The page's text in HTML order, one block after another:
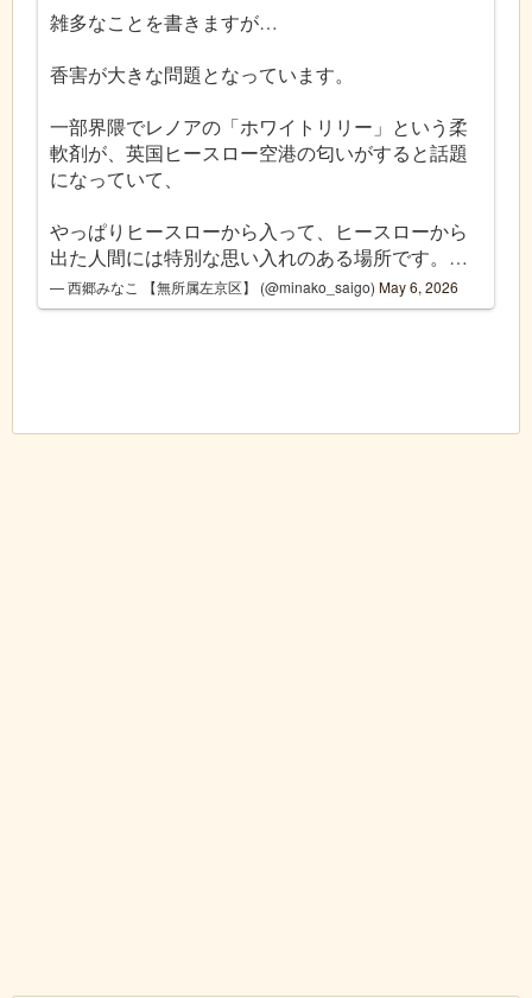
雑多なことを書きますが…
香害が大きな問題となっています。
一部界隈でレノアの「ホワイトリリー」という柔
軟剤が、英国ヒースロー空港の匂いがすると話題
になっていて、
やっぱりヒースローから入って、ヒースローから
出た人間には特別な思い入れのある場所です。…
— 西郷みなこ 【無所属左京区】 (@minako_saigo) May 6, 2026